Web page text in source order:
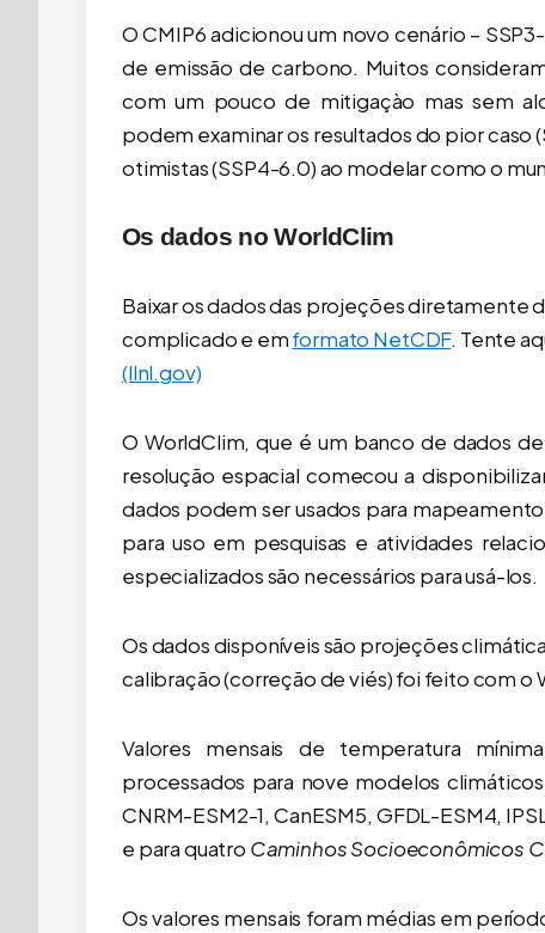
O CMIP6 adicionou um novo cenário –
de emissão de carbono. Muitos
com um pouco de mitigaçào mas sem
podem examinar os resultados do pior caso
otimistas (SSP4-6.0) ao modelar como o
Os dados no WorldClim
Baixar os dados das projeções diretamente
complicado e emformato NetCDF. Tente
(llnl.gov)
O WorldClim, que é um banco de dados
resolução espacial comecou a
dados podem ser usados ​​para
para uso em pesquisas e atividades
especializados são necessários para usá-los.
Os dados disponíveis são projeções
calibração (correção de viés) foi feito com o
Valores mensais de temperatura
processados ​​para nove modelos
CNRM-ESM2-1, CanESM5, GFDL-ESM4,
e para quatro Caminhos Socioeconômicos
Os valores mensais foram médias em